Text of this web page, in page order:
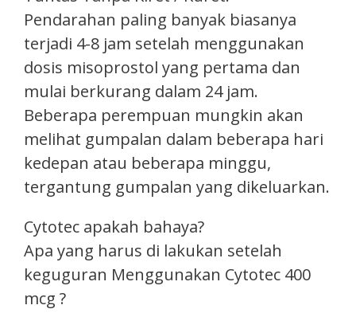
Pendarahan paling banyak biasanya
terjadi 4-8 jam setelah menggunakan
dosis misoprostol yang pertama dan
mulai berkurang dalam 24 jam.
Beberapa perempuan mungkin akan
melihat gumpalan dalam beberapa hari
kedepan atau beberapa minggu,
tergantung gumpalan yang dikeluarkan.
Cytotec apakah bahaya?
Apa yang harus di lakukan setelah
keguguran Menggunakan Cytotec 400
mcg ?